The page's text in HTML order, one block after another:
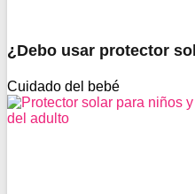
¿Debo usar protector
Cuidado del bebé